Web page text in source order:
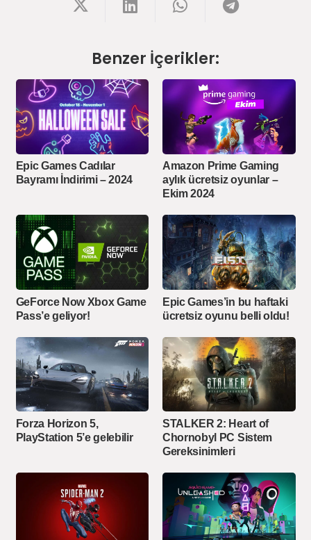
Benzer İçerikler:
Epic Games Cadılar
Bayramı İndirimi – 2024
Amazon Prime Gaming
aylık ücretsiz oyunlar –
Ekim 2024
GeForce Now Xbox Game
Pass’e geliyor!
Epic Games’in bu haftaki
ücretsiz oyunu belli oldu!
Forza Horizon 5,
PlayStation 5’e gelebilir
STALKER 2: Heart of
Chornobyl PC Sistem
Gereksinimleri